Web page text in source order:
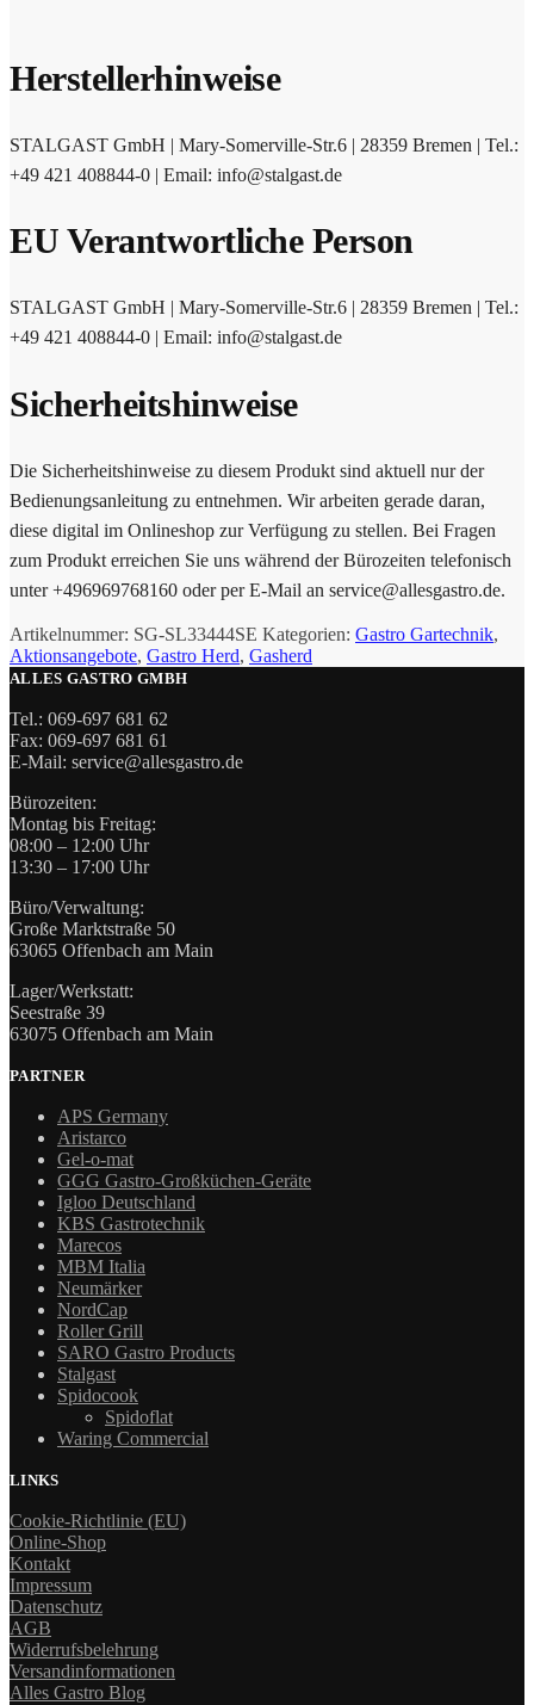
Herstellerhinweise
STALGAST GmbH | Mary-Somerville-Str.6 | 28359 Bremen | Tel.:
+49 421 408844-0 | Email: info@stalgast.de
EU Verantwortliche Person
STALGAST GmbH | Mary-Somerville-Str.6 | 28359 Bremen | Tel.:
+49 421 408844-0 | Email: info@stalgast.de
Sicherheitshinweise
Die Sicherheitshinweise zu diesem Produkt sind aktuell nur der
Bedienungsanleitung zu entnehmen. Wir arbeiten gerade daran,
diese digital im Onlineshop zur Verfügung zu stellen. Bei Fragen
zum Produkt erreichen Sie uns während der Bürozeiten telefonisch
unter +496969768160 oder per E-Mail an service@allesgastro.de.
Artikelnummer: SG-SL33444SE Kategorien: Gastro Gartechnik,
Aktionsangebote, Gastro Herd, Gasherd
ALLES GASTRO GMBH
Tel.: 069-697 681 62
Fax: 069-697 681 61
E-Mail: service@allesgastro.de
Bürozeiten:
Montag bis Freitag:
08:00 – 12:00 Uhr
13:30 – 17:00 Uhr
Büro/Verwaltung:
Große Marktstraße 50
63065 Offenbach am Main
Lager/Werkstatt:
Seestraße 39
63075 Offenbach am Main
PARTNER
APS Germany
Aristarco
Gel-o-mat
GGG Gastro-Großküchen-Geräte
Igloo Deutschland
KBS Gastrotechnik
Marecos
MBM Italia
Neumärker
NordCap
Roller Grill
SARO Gastro Products
Stalgast
Spidocook
Spidoflat
Waring Commercial
LINKS
Cookie-Richtlinie (EU)
Online-Shop
Kontakt
Impressum
Datenschutz
AGB
Widerrufsbelehrung
Versandinformationen
Alles Gastro Blog